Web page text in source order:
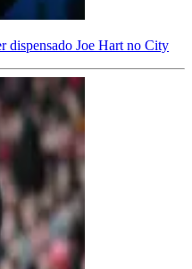
dispensado Joe Hart no City